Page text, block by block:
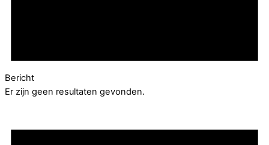
Bericht
Er zijn geen resultaten gevonden.